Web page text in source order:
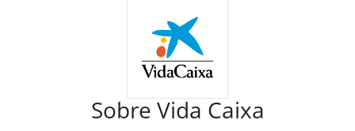
Sobre Vida Caixa